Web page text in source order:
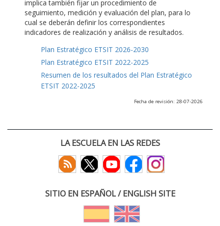
implica también fijar un procedimiento de
seguimiento, medición y evaluación del plan, para lo
cual se deberán definir los correspondientes
indicadores de realización y análisis de resultados.
Plan Estratégico ETSIT 2026-2030
Plan Estratégico ETSIT 2022-2025
Resumen de los resultados del Plan Estratégico
ETSIT 2022-2025
Fecha de revisión: 28-07-2026
LA ESCUELA EN LAS REDES
SITIO EN ESPAÑOL / ENGLISH SITE